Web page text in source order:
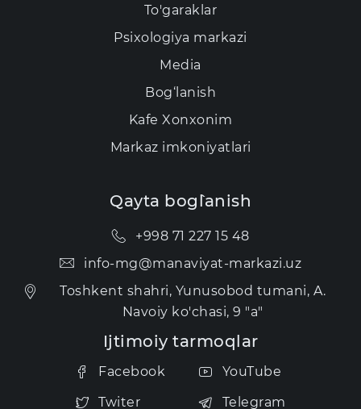
To'garaklar
Psixologiya markazi
Media
Bog‘lanish
Kаfе Xonxonim
Markaz imkoniyatlari
Qayta bog`lanish
+998 71 227 15 48
info-mg@manaviyat-markazi.uz
Toshkent shahri, Yunusobod tumani, A.
Navoiy ko'chasi, 9 "a"
Ijtimoiy tarmoqlar
Facebook
Twiter
YouTube
Telegram